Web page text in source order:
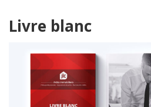
Livre blanc